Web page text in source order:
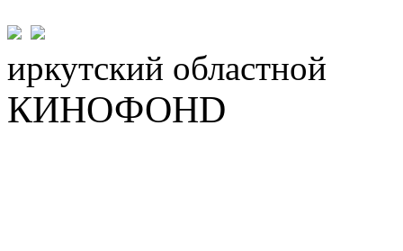
иркутский областной
КИНОФОНD